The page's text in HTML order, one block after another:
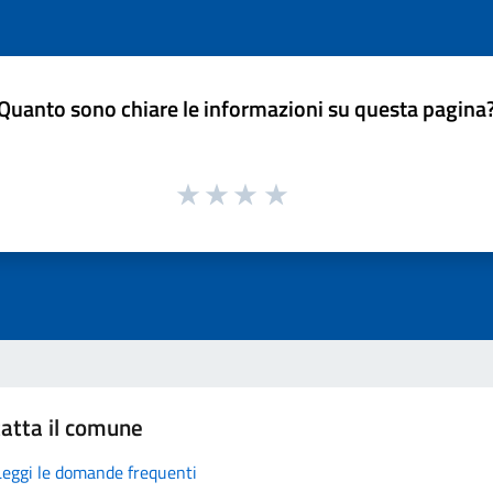
sono chiare le informazioni su questa
il comune
le domande frequenti